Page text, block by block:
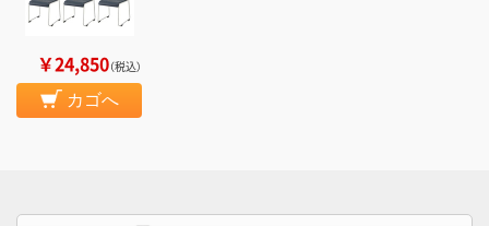
￥24,850（税込）
カゴへ